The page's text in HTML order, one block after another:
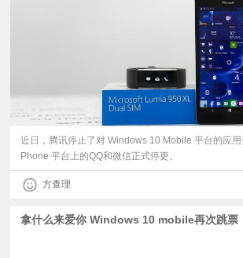
近日，腾讯停止了对 Windows 10 Mobile 平台的应
Phone 平台上的QQ和微信正式停更。
方查理
拿什么来爱你 Windows 10 mobile再次跳票